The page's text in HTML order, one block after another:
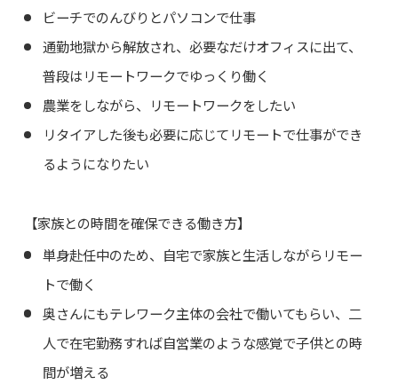
ビーチでのんびりとパソコンで仕事
通勤地獄から解放され、必要なだけオフィスに出て、
普段はリモートワークでゆっくり働く
農業をしながら、リモートワークをしたい
リタイアした後も必要に応じてリモートで仕事ができ
るようになりたい
【家族との時間を確保できる働き方】
単身赴任中のため、自宅で家族と生活しながらリモー
トで働く
奥さんにもテレワーク主体の会社で働いてもらい、二
人で在宅勤務すれば自営業のような感覚で子供との時
間が増える